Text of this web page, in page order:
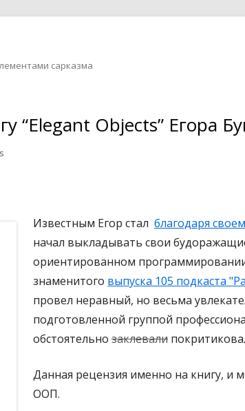
сарказма
“Elegant Objects” Егора
Известным Егор стал благодаря
начал выкладывать свои
ориентированном
знаменитого выпуска 105 подкаста
провел неравный, но весьма
подготовленной группой
обстоятельно заклевали
Данная рецензия именно на книгу, и
ООП.